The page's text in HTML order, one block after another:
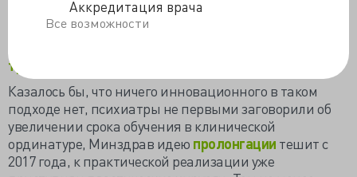
Аккредитация врача
Все возможности
объяснила, предложив изменить модель клинической
ординатуры по психиатрии, естественно с
трёх лет.
Казалось бы, что ничего инновационного в таком
подходе нет, психиатры не первыми заговорили об
увеличении срока обучения в клинической
ординатуре, Минздрав идею пролонгации тешит с
2017 года, к практической реализации уже